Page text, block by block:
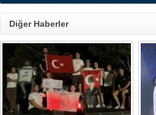
Diğer Haberler